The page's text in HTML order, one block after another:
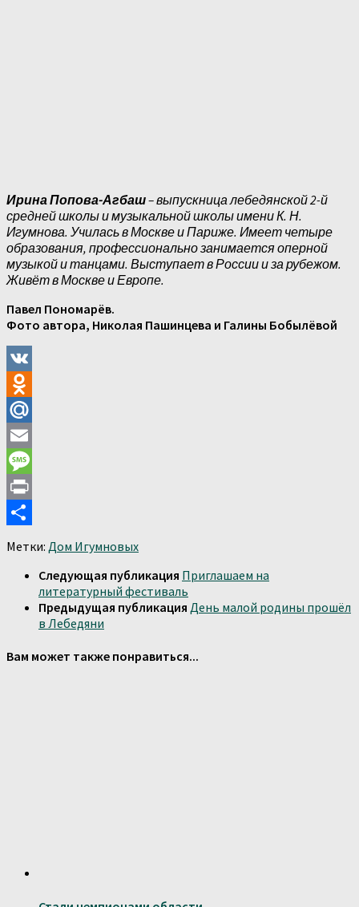
Ирина Попова-Агбаш– выпускница лебедянской 2-й
средней школы и музыкальной школы имени К. Н.
Игумнова. Училась в Москве и Париже. Имеет четыре
образования, профессионально занимается оперной
музыкой и танцами. Выступает в России и за рубежом.
Живёт в Москве и Европе.
Павел Пономарёв.
Фото автора, Николая Пашинцева и Галины Бобылёвой
VK
Odnoklassniki
Mail.Ru
Email
Message
Print
Метки: Дом Игумновых
Следующая публикация Приглашаем на
литературный фестиваль
Предыдущая публикация День малой родины прошёл
в Лебедяни
Вам может также понравиться...